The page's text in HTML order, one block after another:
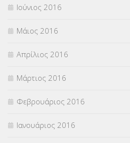
Ιούνιος 2016
Μάιος 2016
Απρίλιος 2016
Μάρτιος 2016
Φεβρουάριος 2016
Ιανουάριος 2016